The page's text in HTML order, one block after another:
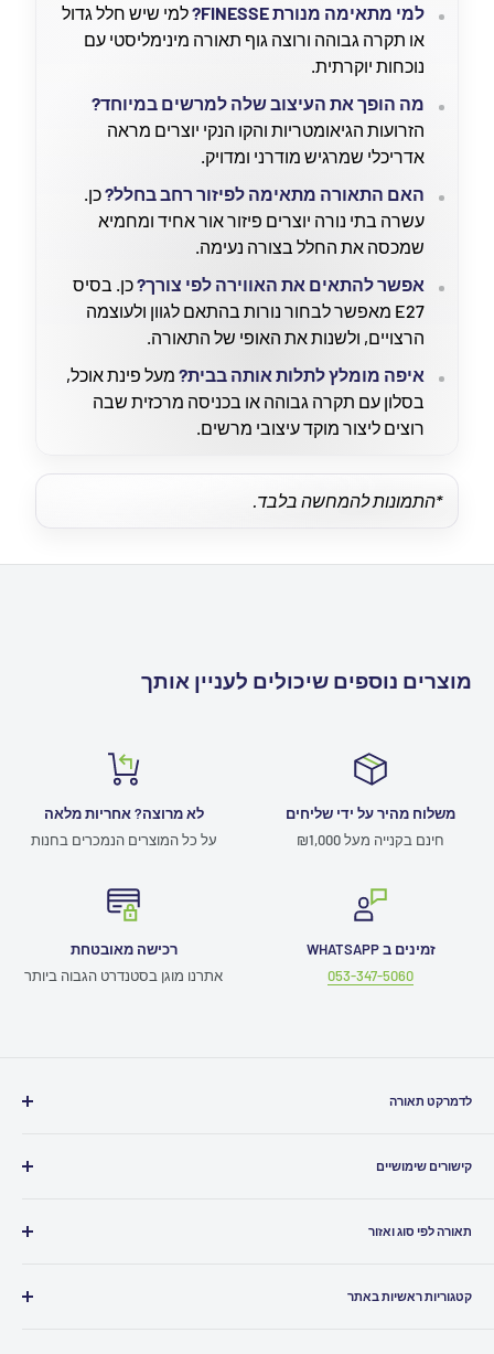
למי מתאימה מנורת FINESSE?
למי שיש חלל גדול
או תקרה גבוהה ורוצה גוף תאורה מינימליסטי עם
נוכחות יוקרתית.
מה הופך את העיצוב שלה למרשים במיוחד?
הזרועות הגיאומטריות והקו הנקי יוצרים מראה
אדריכלי שמרגיש מודרני ומדויק.
האם התאורה מתאימה לפיזור רחב בחלל?כן.
עשרה בתי נורה יוצרים פיזור אור אחיד ומחמיא
שמכסה את החלל בצורה נעימה.
אפשר להתאים את האווירה לפי צורך?כן. בסיס
E27 מאפשר לבחור נורות בהתאם לגוון ולעוצמה
הרצויים, ולשנות את האופי של התאורה.
איפה מומלץ לתלות אותה בבית? מעל פינת אוכל,
בסלון עם תקרה גבוהה או בכניסה מרכזית שבה
רוצים ליצור מוקד עיצובי מרשים.
*התמונות להמחשה בלבד.
מוצרים נוספים שיכולים לעניין אותך
משלוח מהיר על ידי שליחים
חינם בקנייה מעל ₪1,000
לא מרוצה? אחריות מלאה
על כל המוצרים הנמכרים בחנות
זמינים ב WHATSAPP
053-347-5060
רכישה מאובטחת
אתרנו מוגן בסטנדרט הגבוה ביותר
לדמרקט תאורה
כתבו לנוInfo@ledmarket.co.il
קישורים שימושיים
תקנון האתר
הצהרת נגישות
תאורה לפי סוג ואזור
תאורה לסלון
קטגוריות ראשיות באתר